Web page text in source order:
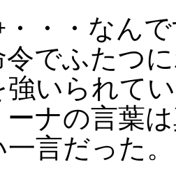
・・・なん
令でふたつ
強いられて
ナの言葉
言だった。